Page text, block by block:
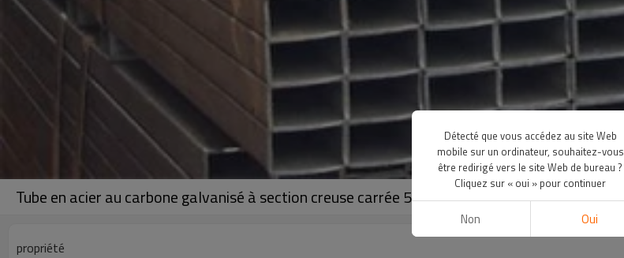
Tube en acier au carbone galvanisé à section creuse carrée 50x50 ms, tube en acier GI
propriété
Détecté que vous accédez au site Web
mobile sur un ordinateur, souhaitez-vous
être redirigé vers le site Web de bureau ?
Cliquez sur « oui » pour continuer
Non Oui